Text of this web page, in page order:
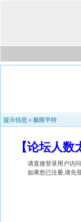
提示信息 » 极限平特
【论坛人
请直接登录用户访
如果您已注册,请先